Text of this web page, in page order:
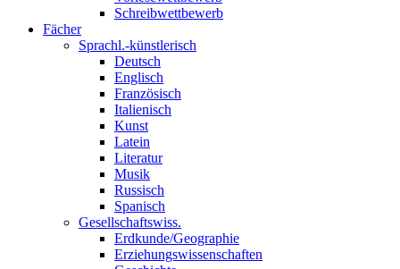
Schreibwettbewerb
Fächer
Sprachl.-künstlerisch
Deutsch
Englisch
Französisch
Italienisch
Kunst
Latein
Literatur
Musik
Russisch
Spanisch
Gesellschaftswiss.
Erdkunde/Geographie
Erziehungswissenschaften